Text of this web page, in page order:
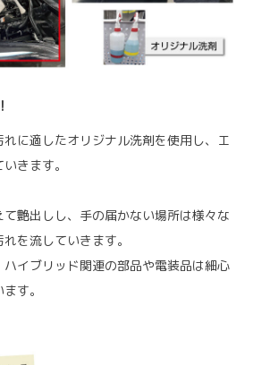
に適したオリジナル洗剤を使用し、エ
きます。
艶出しし、手の届かない場所は様々な
を流していきます。
イブリッド関連の部品や電装品は細心
す。